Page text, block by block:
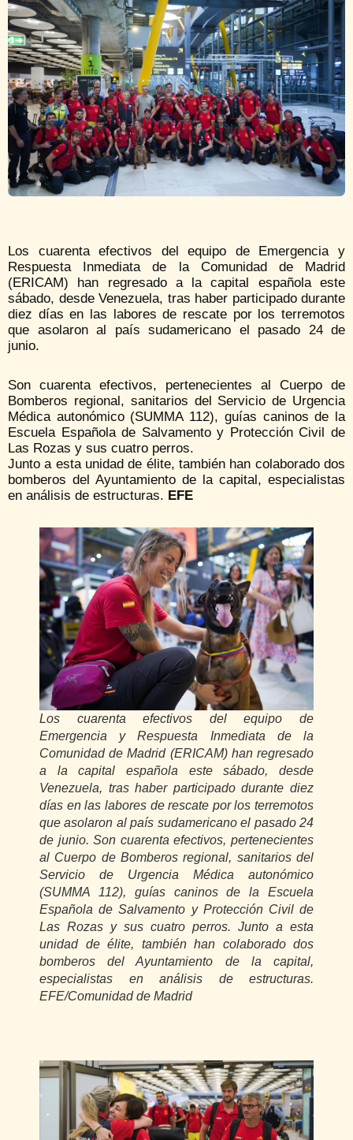
Los cuarenta efectivos del equipo de Emergencia y
Respuesta Inmediata de la Comunidad de Madrid
(ERICAM) han regresado a la capital española este
sábado, desde Venezuela, tras haber participado durante
diez días en las labores de rescate por los terremotos
que asolaron al país sudamericano el pasado 24 de
junio.
Son cuarenta efectivos, pertenecientes al Cuerpo de
Bomberos regional, sanitarios del Servicio de Urgencia
Médica autonómico (SUMMA 112), guías caninos de la
Escuela Española de Salvamento y Protección Civil de
Las Rozas y sus cuatro perros.
Junto a esta unidad de élite, también han colaborado dos
bomberos del Ayuntamiento de la capital, especialistas
en análisis de estructuras. EFE
Los cuarenta efectivos del equipo de
Emergencia y Respuesta Inmediata de la
Comunidad de Madrid (ERICAM) han regresado
a la capital española este sábado, desde
Venezuela, tras haber participado durante diez
días en las labores de rescate por los terremotos
que asolaron al país sudamericano el pasado 24
de junio. Son cuarenta efectivos, pertenecientes
al Cuerpo de Bomberos regional, sanitarios del
Servicio de Urgencia Médica autonómico
(SUMMA 112), guías caninos de la Escuela
Española de Salvamento y Protección Civil de
Las Rozas y sus cuatro perros. Junto a esta
unidad de élite, también han colaborado dos
bomberos del Ayuntamiento de la capital,
especialistas en análisis de estructuras.
EFE/Comunidad de Madrid